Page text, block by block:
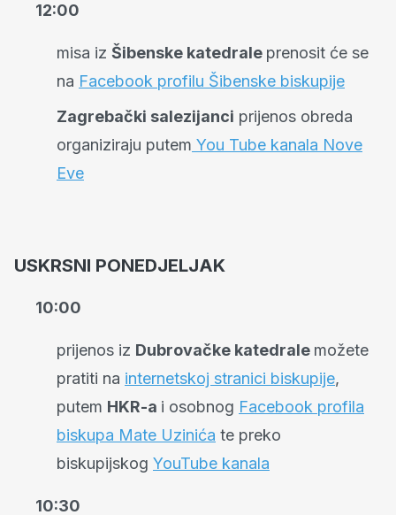
12:00
misa iz Šibenske katedrale prenosit će se
na Facebook profilu Šibenske biskupije
Zagrebački salezijanci prijenos obreda
organiziraju putem You Tube kanala Nove
Eve
USKRSNI PONEDJELJAK
10:00
prijenos iz Dubrovačke katedrale možete
pratiti na internetskoj stranici biskupije,
putem HKR-a i osobnog Facebook profila
biskupa Mate Uzinića te preko
biskupijskog YouTube kanala
10:30